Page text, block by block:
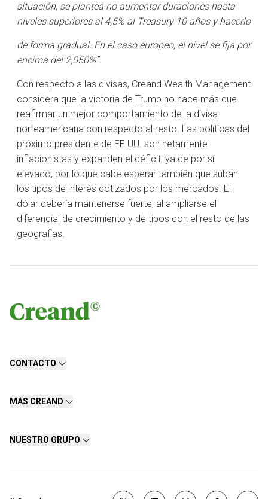
situación, se plantea no aumentar duraciones hasta
niveles superiores al 4,5% al Treasury 10 años y hacerlo
de forma gradual. En el caso europeo, el nivel se fija por
encima del 2,050%”.
Con respecto a las divisas, Creand Wealth Management
considera que la victoria de Trump no hace más que
reafirmar un mejor comportamiento de la divisa
norteamericana con respecto al resto. Las políticas del
próximo presidente de EE.UU. son netamente
inflacionistas y expanden el déficit, ya de por sí
elevado, por lo que cabe esperar también que suban
los tipos de interés cotizados por los mercados. El
dólar debería mantenerse fuerte, al ampliarse el
diferencial de crecimiento y de tipos con el resto de las
geografías.
CONTACTO
MÁS CREAND
NUESTRO GRUPO